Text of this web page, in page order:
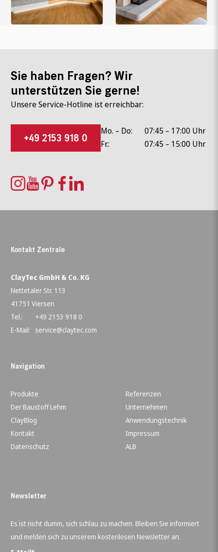
Sie haben Fragen? Wir
unterstützen Sie gerne!
Unsere Service-Hotline ist erreichbar:
+49 2153 918 0
Mo. – Do:
07:45 – 17:00 Uhr
Fr.:
07:45 – 15:00 Uhr
Kontakt Zentrale
ClayTec GmbH & Co. KG
Nettetaler Str. 113
41751 Viersen
Tel.:
+49 2153 918 0
E-Mail:
service@claytec.com
Navigation
Produkte
Referenzen
Der Baustoff Lehm
Unternehmen
ClayBlog
Anwendungstechnik
Kontakt
Impressum
Datenschutz
ALB
Newsletter
Es ist nicht dumm, sich schlau zu machen. Bleiben Sie informiert
und melden sich zu unserem kostenlosen Newsletter an.